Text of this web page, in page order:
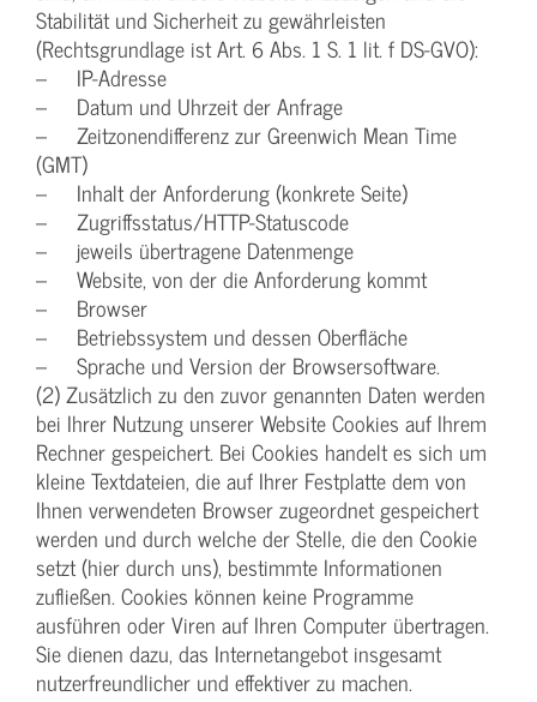
Stabilität und Sicherheit zu gewährleisten
(Rechtsgrundlage ist Art. 6 Abs. 1 S. 1 lit. f DS-GVO):
– IP-Adresse
– Datum und Uhrzeit der Anfrage
– Zeitzonendifferenz zur Greenwich Mean Time
(GMT)
– Inhalt der Anforderung (konkrete Seite)
– Zugriffsstatus/HTTP-Statuscode
– jeweils übertragene Datenmenge
– Website, von der die Anforderung kommt
– Browser
– Betriebssystem und dessen Oberfläche
– Sprache und Version der Browsersoftware.
(2) Zusätzlich zu den zuvor genannten Daten werden
bei Ihrer Nutzung unserer Website Cookies auf Ihrem
Rechner gespeichert. Bei Cookies handelt es sich um
kleine Textdateien, die auf Ihrer Festplatte dem von
Ihnen verwendeten Browser zugeordnet gespeichert
werden und durch welche der Stelle, die den Cookie
setzt (hier durch uns), bestimmte Informationen
zufließen. Cookies können keine Programme
ausführen oder Viren auf Ihren Computer übertragen.
Sie dienen dazu, das Internetangebot insgesamt
nutzerfreundlicher und effektiver zu machen.